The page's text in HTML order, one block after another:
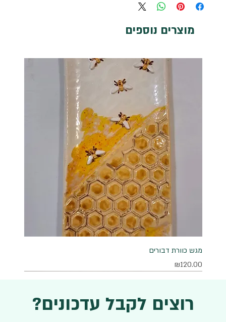
מוצרים נוספים
מגש כוורת דבורים
מחיר
₪120.00
רוצים לקבל עדכונים?